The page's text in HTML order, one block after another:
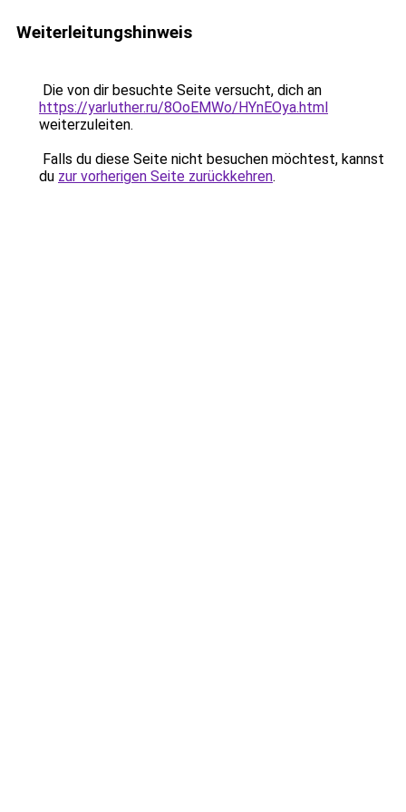
Weiterleitungshinweis
Die von dir besuchte Seite versucht, dich an
https://yarluther.ru/8OoEMWo/HYnEOya.html
weiterzuleiten.
Falls du diese Seite nicht besuchen möchtest, kannst
du zur vorherigen Seite zurückkehren.